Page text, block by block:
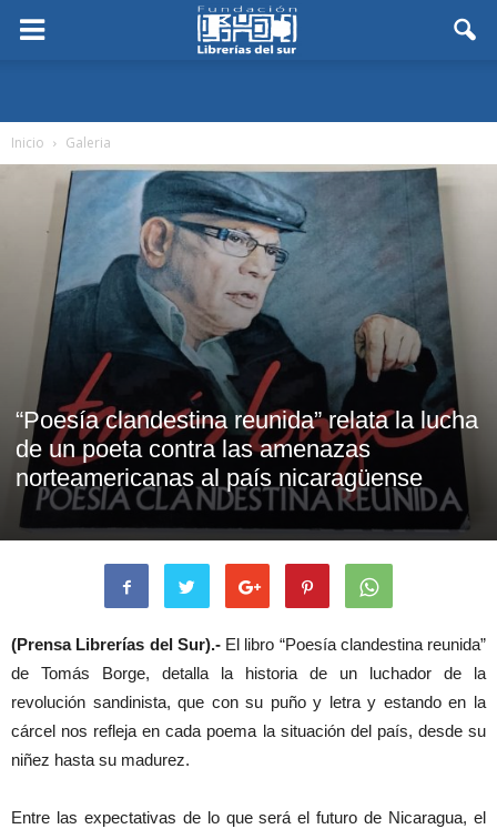
Inicio Galeria
“Poesía clandestina reunida” relata la lucha
de un poeta contra las amenazas
norteamericanas al país nicaragüense
(Prensa Librerías del Sur).-El libro “Poesía clandestina reunida”
de Tomás Borge, detalla la historia de un luchador de la
revolución sandinista, que con su puño y letra y estando en la
cárcel nos refleja en cada poema la situación del país, desde su
niñez hasta su madurez.
Entre las expectativas de lo que será el futuro de Nicaragua, el